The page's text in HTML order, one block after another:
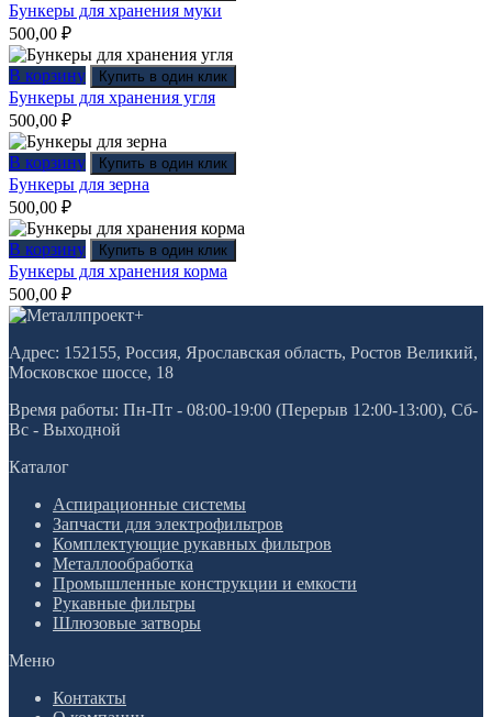
Бункеры для хранения муки
500,00 ₽
В корзину Купить в один клик
Бункеры для хранения угля
500,00 ₽
В корзину Купить в один клик
Бункеры для зерна
500,00 ₽
В корзину Купить в один клик
Бункеры для хранения корма
500,00 ₽
Адрес: 152155, Россия, Ярославская область, Ростов Великий,
Московское шоссе, 18
Время работы: Пн-Пт - 08:00-19:00 (Перерыв 12:00-13:00), Сб-
Вс - Выходной
Каталог
Аспирационные системы
Запчасти для электрофильтров
Комплектующие рукавных фильтров
Металлообработка
Промышленные конструкции и емкости
Рукавные фильтры
Шлюзовые затворы
Меню
Контакты